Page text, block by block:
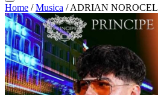
Home / Musica / ADRIAN NOROCEL